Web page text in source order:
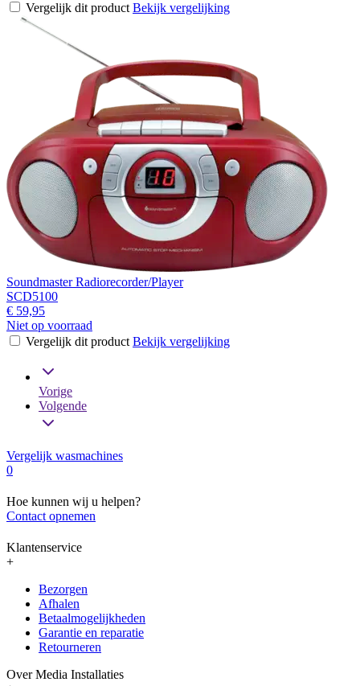
Vergelijk dit product Bekijk vergelijking
Soundmaster Radiorecorder/Player
SCD5100
€ 59,95
Niet op voorraad
Vergelijk dit product Bekijk vergelijking
Vorige
Volgende
Vergelijk wasmachines
0
Hoe kunnen wij u helpen?
Contact opnemen
Klantenservice
+
Bezorgen
Afhalen
Betaalmogelijkheden
Garantie en reparatie
Retourneren
Over Media Installaties